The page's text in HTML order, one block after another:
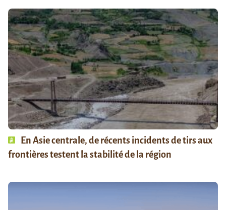
En Asie centrale, de récents incidents de tirs aux
frontières testent la stabilité de la région